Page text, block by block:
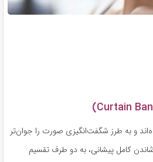
و به طرز شگفت‌انگیزی صورت را جوان‌تر
کامل پیشانی، به دو طرف تقسیم